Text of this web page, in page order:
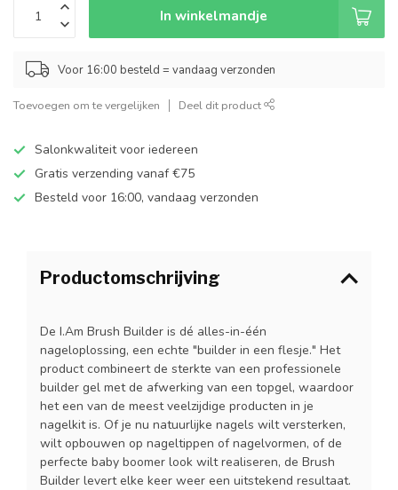
In winkelmandje
Voor 16:00 besteld = vandaag verzonden
Toevoegen om te vergelijken Deel dit product
Salonkwaliteit voor iedereen
Gratis verzending vanaf €75
Besteld voor 16:00, vandaag verzonden
Productomschrijving
De I.Am Brush Builder is dé alles-in-één
nageloplossing, een echte "builder in een flesje." Het
product combineert de sterkte van een professionele
builder gel met de afwerking van een topgel, waardoor
het een van de meest veelzijdige producten in je
nagelkit is. Of je nu natuurlijke nagels wilt versterken,
wilt opbouwen op nageltippen of nagelvormen, of de
perfecte baby boomer look wilt realiseren, de Brush
Builder levert elke keer weer een uitstekend resultaat.